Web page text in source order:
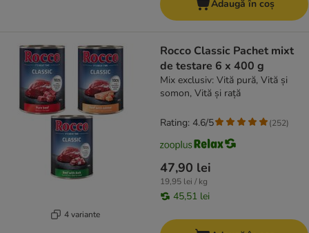
Adaugă în coș
4 variante
Rocco Classic Pachet mixt
de testare 6 x 400 g
Mix exclusiv: Vită pură, Vită și
somon, Vită și rață
47,90 lei
19,95 lei / kg
45,51 lei
Rating: 4.6/5 (252)